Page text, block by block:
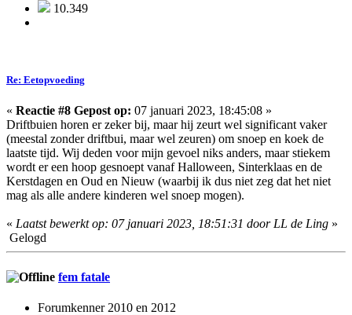
10.349
Re: Eetopvoeding
« Reactie #8 Gepost op: 07 januari 2023, 18:45:08 »
Driftbuien horen er zeker bij, maar hij zeurt wel significant vaker
(meestal zonder driftbui, maar wel zeuren) om snoep en koek de
laatste tijd. Wij deden voor mijn gevoel niks anders, maar stiekem
wordt er een hoop gesnoept vanaf Halloween, Sinterklaas en de
Kerstdagen en Oud en Nieuw (waarbij ik dus niet zeg dat het niet
mag als alle andere kinderen wel snoep mogen).
« Laatst bewerkt op: 07 januari 2023, 18:51:31 door LL de Ling »
Gelogd
fem fatale
Forumkenner 2010 en 2012